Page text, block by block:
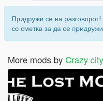
Придружи се на разговорот!
со сметка за да се
More mods by Crazy city